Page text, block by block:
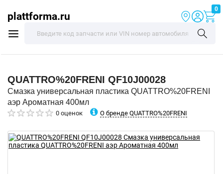
plattforma.ru
0
QUATTRO%20FRENI QF10J00028
Смазка универсальная пластика QUATTRO%20FRENI
аэр Ароматная 400мл
0 оценок О бренде QUATTRO%20FRENI